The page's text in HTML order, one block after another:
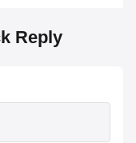
Reply